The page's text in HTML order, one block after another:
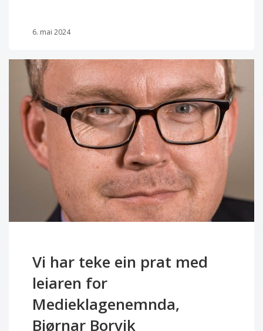
6. mai 2024
Vi har teke ein prat med
leiaren for
Medieklagenemnda,
Bjørnar Borvik